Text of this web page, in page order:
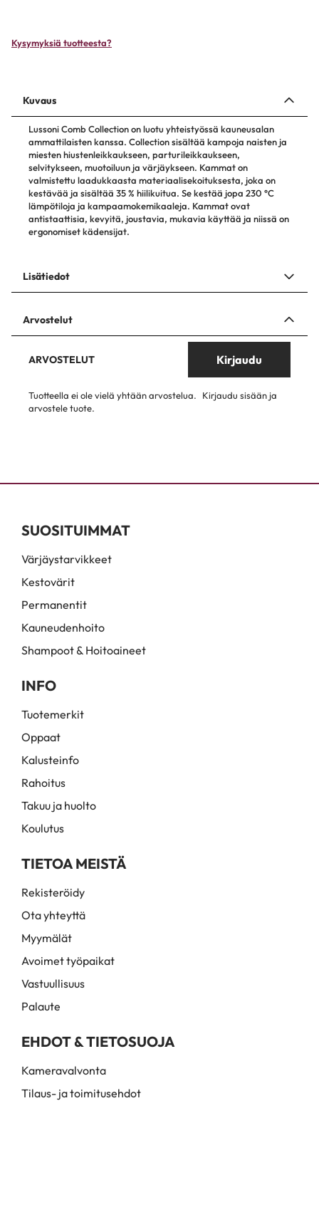
Kysymyksiä tuotteesta?
Kuvaus
Lussoni Comb Collection on luotu yhteistyössä kauneusalan
ammattilaisten kanssa. Collection sisältää kampoja naisten ja
miesten hiustenleikkaukseen, parturileikkaukseen,
selvitykseen, muotoiluun ja värjäykseen. Kammat on
valmistettu laadukkaasta materiaalisekoituksesta, joka on
kestävää ja sisältää 35 % hiilikuitua. Se kestää jopa 230 °C
lämpötiloja ja kampaamokemikaaleja. Kammat ovat
antistaattisia, kevyitä, joustavia, mukavia käyttää ja niissä on
ergonomiset kädensijat.
Lisätiedot
Arvostelut
ARVOSTELUT Kirjaudu
Tuotteella ei ole vielä yhtään arvostelua.
Kirjaudu sisään ja
arvostele tuote.
SUOSITUIMMAT
Värjäystarvikkeet
Kestovärit
Permanentit
Kauneudenhoito
Shampoot & Hoitoaineet
INFO
Tuotemerkit
Oppaat
Kalusteinfo
Rahoitus
Takuu ja huolto
Koulutus
TIETOA MEISTÄ
Rekisteröidy
Ota yhteyttä
Myymälät
Avoimet työpaikat
Vastuullisuus
Palaute
EHDOT & TIETOSUOJA
Kameravalvonta
Tilaus- ja toimitusehdot